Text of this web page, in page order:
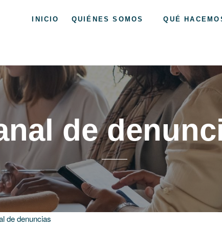
Asturias
INICIO QUIÉNES SOMOS QUÉ
de
de denuncias